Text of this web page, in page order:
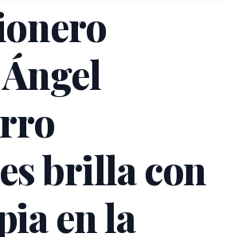
brilla con
en la